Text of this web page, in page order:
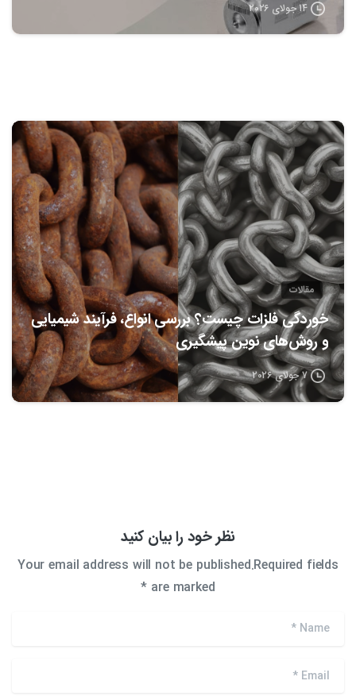
14 جولای 2026
0
مقالات
خوردگی فلزات چیست؟ بررسی انواع، فرآیند شیمیایی
و روش‌های نوین پیشگیری
7 جولای 2026
نظر خود را بیان کنید
Your email address will not be published.Required fields
are marked *
Name
*
Email
*